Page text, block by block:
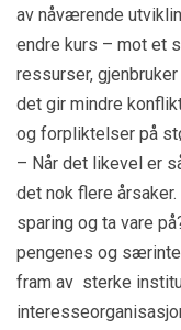
av nåværende
endre kurs – mot et
ressurser,
det gir mindre
og forpliktelser på
– Når det likevel er
det nok flere
sparing og ta vare
pengenes og
fram av sterke